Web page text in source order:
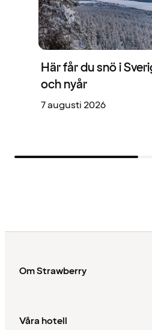
Här får du snö i
och nyår
7 augusti 2026
Om Strawberry
Våra hotell